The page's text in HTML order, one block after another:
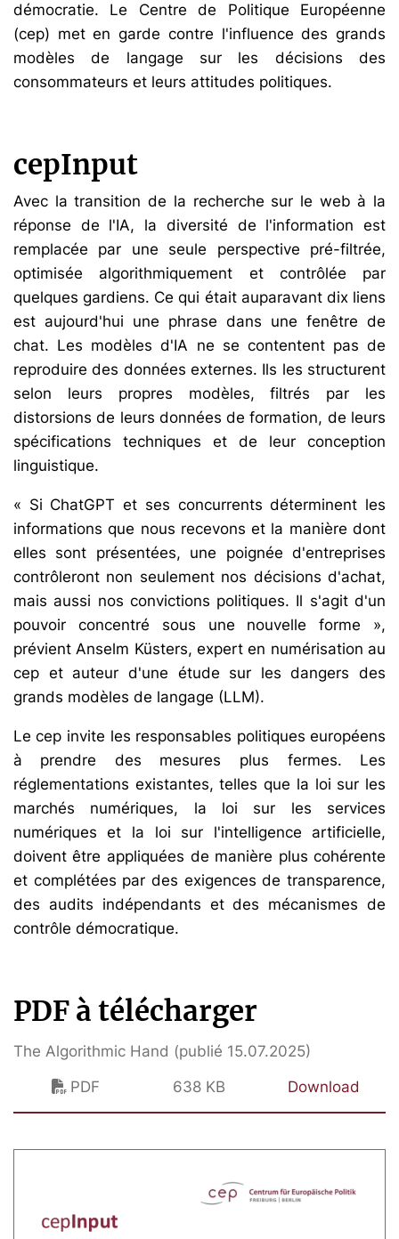
démocratie. Le Centre de Politique Européenne
(cep) met en garde contre l'influence des grands
modèles de langage sur les décisions des
consommateurs et leurs attitudes politiques.
cepInput
Avec la transition de la recherche sur le web à la
réponse de l'IA, la diversité de l'information est
remplacée par une seule perspective pré-filtrée,
optimisée algorithmiquement et contrôlée par
quelques gardiens. Ce qui était auparavant dix liens
est aujourd'hui une phrase dans une fenêtre de
chat. Les modèles d'IA ne se contentent pas de
reproduire des données externes. Ils les structurent
selon leurs propres modèles, filtrés par les
distorsions de leurs données de formation, de leurs
spécifications techniques et de leur conception
linguistique.
« Si ChatGPT et ses concurrents déterminent les
informations que nous recevons et la manière dont
elles sont présentées, une poignée d'entreprises
contrôleront non seulement nos décisions d'achat,
mais aussi nos convictions politiques. Il s'agit d'un
pouvoir concentré sous une nouvelle forme »,
prévient Anselm Küsters, expert en numérisation au
cep et auteur d'une étude sur les dangers des
grands modèles de langage (LLM).
Le cep invite les responsables politiques européens
à prendre des mesures plus fermes. Les
réglementations existantes, telles que la loi sur les
marchés numériques, la loi sur les services
numériques et la loi sur l'intelligence artificielle,
doivent être appliquées de manière plus cohérente
et complétées par des exigences de transparence,
des audits indépendants et des mécanismes de
contrôle démocratique.
PDF à télécharger
The Algorithmic Hand (publié 15.07.2025)
PDF
638 KB Download